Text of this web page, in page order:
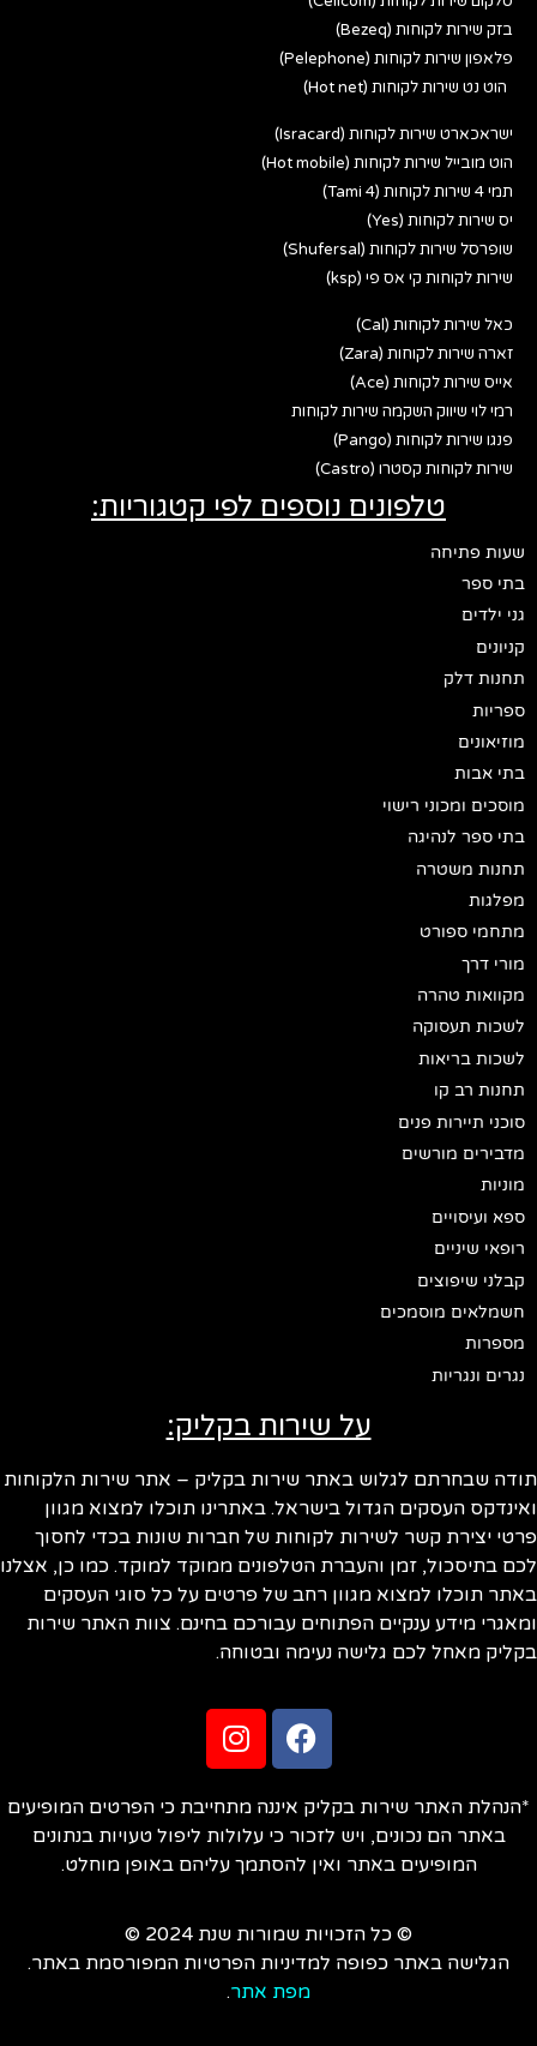
בזק שירות לקוחות (Bezeq)
פלאפון שירות לקוחות (Pelephone)
הוט נט שירות לקוחות (Hot net)
ישראכארט שירות לקוחות (Isracard)
הוט מובייל שירות לקוחות (Hot mobile)
תמי 4 שירות לקוחות (Tami 4)
יס שירות לקוחות (Yes)
שופרסל שירות לקוחות (Shufersal)
שירות לקוחות קי אס פי (ksp)
כאל שירות לקוחות (Cal)
זארה שירות לקוחות (Zara)
אייס שירות לקוחות (Ace)
רמי לוי שיווק השקמה שירות לקוחות
פנגו שירות לקוחות (Pango)
שירות לקוחות קסטרו (Castro)
טלפונים נוספים לפי קטגוריות:
שעות פתיחה
בתי ספר
גני ילדים
קניונים
תחנות דלק
ספריות
מוזיאונים
בתי אבות
מוסכים ומכוני רישוי
בתי ספר לנהיגה
תחנות משטרה
מפלגות
מתחמי ספורט
מורי דרך
מקוואות טהרה
לשכות תעסוקה
לשכות בריאות
תחנות רב קו
סוכני תיירות פנים
מדבירים מורשים
מוניות
ספא ועיסויים
רופאי שיניים
קבלני שיפוצים
חשמלאים מוסמכים
מספרות
נגרים ונגריות
על שירות בקליק:
שבחרתם לגלוש באתר שירות בקליק – אתר שירות הלקוחות
העסקים הגדול בישראל. באתרינו תוכלו למצוא מגוון
יצירת קשר לשירות לקוחות של חברות שונות בכדי לחסוך
בתיסכול, זמן והעברת הטלפונים ממוקד למוקד. כמו כן, אצלנו
תוכלו למצוא מגוון רחב של פרטים על כל סוגי העסקים
מידע ענקיים הפתוחים עבורכם בחינם. צוות האתר שירות
מאחל לכם גלישה נעימה ובטוחה.
האתר שירות בקליק איננה מתחייבת כי הפרטים המופיעים
באתר הם נכונים, ויש לזכור כי עלולות ליפול טעויות בנתונים
המופיעים באתר ואין להסתמך עליהם באופן מוחלט.
© כל הזכויות שמורות שנת 2024 ©
הגלישה באתר כפופה למדיניות הפרטיות המפורסמת באתר.
מפת אתר.